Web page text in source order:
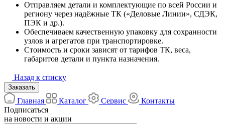
Отправляем детали и комплектующие по всей России и
региону через надёжные ТК («Деловые Линии», СДЭК,
ПЭК и др.).
Обеспечиваем качественную упаковку для сохранности
узлов и агрегатов при транспортировке.
Стоимость и сроки зависят от тарифов ТК, веса,
габаритов детали и пункта назначения.
Назад к списку
Заказать
Главная Каталог Сервис
Контакты
Подписаться
на новости и акции